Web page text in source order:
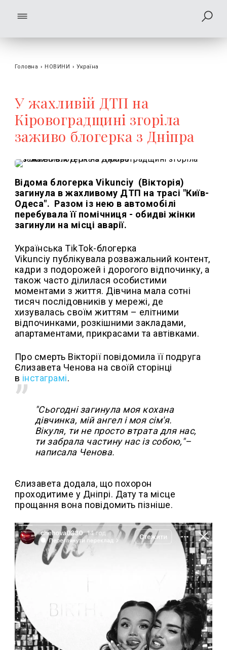
Головна › НОВИНИ › Україна
У жахливій ДТП на
Кіровоградщині згоріла
заживо блогерка з Дніпра
Відома блогерка Vikunciy (Вікторія)
загинула в жахливому ДТП на трасі "Київ-
Одеса". Разом із нею в автомобілі
перебувала її помічниця - обидві жінки
загинули на місці аварії.
Українська TikTok-блогерка
Vikunciy публікувала розважальний контент,
кадри з подорожей і дорогого відпочинку, а
також часто ділилася особистими
моментами з життя. Дівчина мала сотні
тисяч послідовників у мережі, де
хизувалась своїм життям – елітними
відпочинками, розкішними закладами,
апартаментами, прикрасами та автівками.
Про смерть Вікторії повідомила її подруга
Єлизавета Ченова на своїй сторінці
в інстаграмі.
"Сьогодні загинула моя кохана
дівчинка, мій ангел і моя сім'я.
Вікуля, ти не просто втрата для нас,
ти забрала частину нас із собою,"–
написала Ченова.
Єлизавета додала, що похорон
проходитиме у Дніпрі. Дату та місце
прощання вона повідомить пізніше.